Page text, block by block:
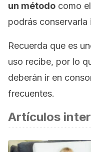
un método como
podrás conservarla
Recuerda que es
uso recibe, por lo
deberán ir en
frecuentes.
Artículos